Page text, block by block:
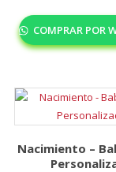
COMPRAR POR
Nacimiento –